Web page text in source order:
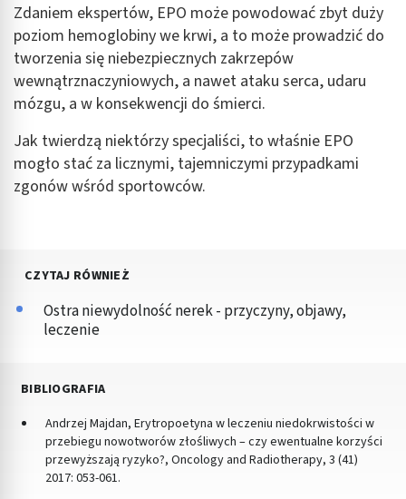
Zdaniem ekspertów, EPO może powodować zbyt duży
poziom hemoglobiny we krwi, a to może prowadzić do
tworzenia się niebezpiecznych zakrzepów
wewnątrznaczyniowych, a nawet ataku serca, udaru
mózgu, a w konsekwencji do śmierci.
Jak twierdzą niektórzy specjaliści, to właśnie EPO
mogło stać za licznymi, tajemniczymi przypadkami
zgonów wśród sportowców.
CZYTAJ RÓWNIEŻ
Ostra niewydolność nerek - przyczyny, objawy,
leczenie
BIBLIOGRAFIA
Andrzej Majdan, Erytropoetyna w leczeniu niedokrwistości w
przebiegu nowotworów złośliwych – czy ewentualne korzyści
przewyższają ryzyko?, Oncology and Radiotherapy, 3 (41)
2017: 053-061.